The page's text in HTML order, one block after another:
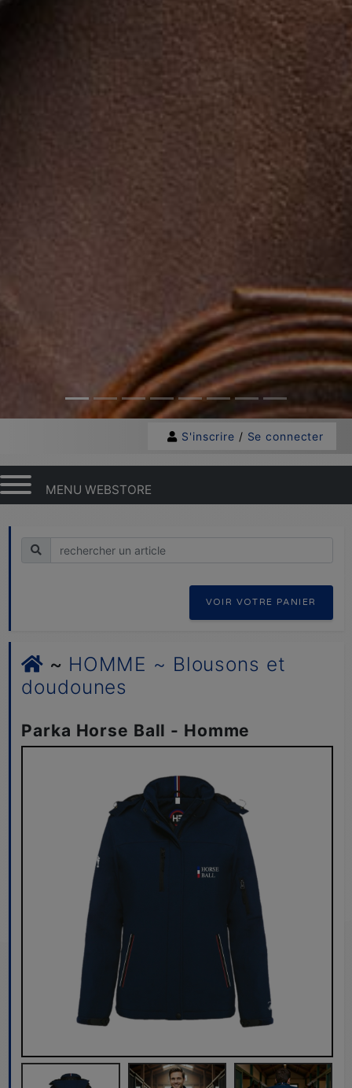
S'inscrire / Se connecter
MENU WEBSTORE
Recherche
VOIR VOTRE PANIER
~ HOMME ~ Blousons et
doudounes
Parka Horse Ball - Homme